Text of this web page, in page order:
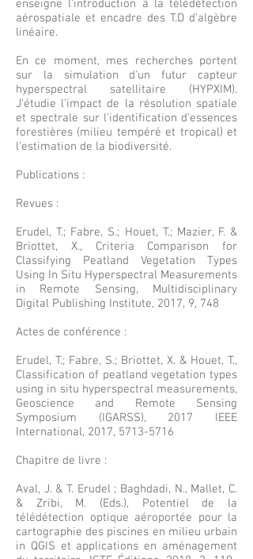
enseigne l'introduction à la télédétection
aérospatiale et encadre des T.D d'algèbre
linéaire.
En ce moment, mes recherches portent
sur la simulation d'un futur capteur
hyperspectral satellitaire (HYPXIM).
J'étudie l'impact de la résolution spatiale
et spectrale sur l'identification d'essences
forestières (milieu tempéré et tropical) et
l'estimation de la biodiversité.
Publications :
Revues :
Erudel, T.; Fabre, S.; Houet, T.; Mazier, F. &
Briottet, X., Criteria Comparison for
Classifying Peatland Vegetation Types
Using In Situ Hyperspectral Measurements
in Remote Sensing, Multidisciplinary
Digital Publishing Institute, 2017, 9, 748
Actes de conférence :
Erudel, T.; Fabre, S.; Briottet, X. & Houet, T.,
Classification of peatland vegetation types
using in situ hyperspectral measurements,
Geoscience and Remote Sensing
Symposium (IGARSS), 2017 IEEE
International, 2017, 5713-5716
Chapitre de livre :
Aval, J. & T. Erudel ; Baghdadi, N., Mallet, C.
& Zribi, M. (Eds.), Potentiel de la
télédétection optique aéroportée pour la
cartographie des piscines en milieu urbain
in QGIS et applications en aménagement